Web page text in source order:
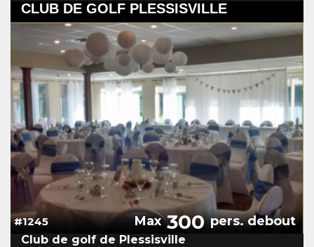
CLUB DE GOLF PLESSISVILLE
#1245 Max300pers. debout
Club de golf de Plessisville